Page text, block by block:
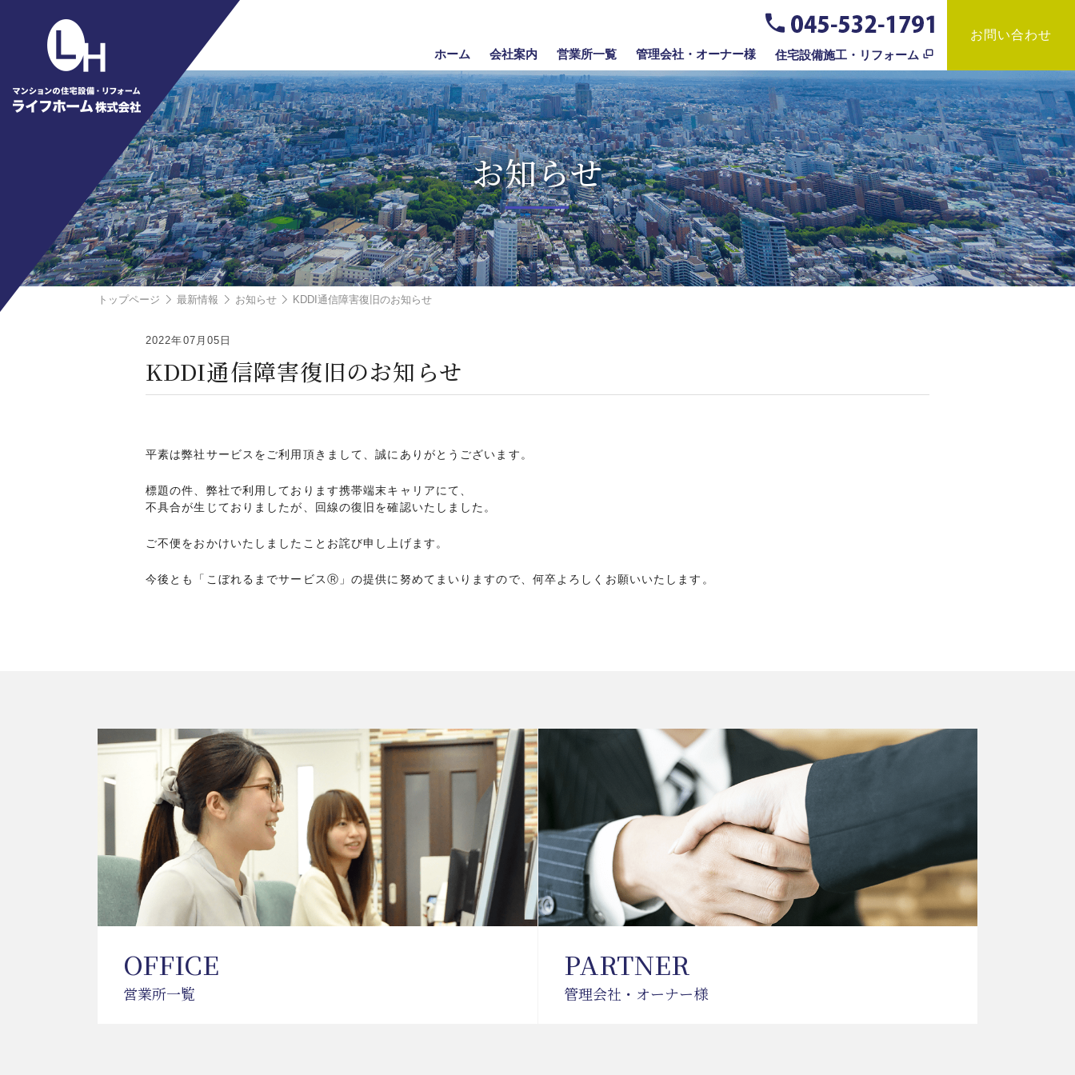
ホーム 会社案内 営業所一覧 管理会社・オーナー様 住宅設備施工・リフォーム
お問い合わせ
お知らせ
トップページ 最新情報 お知らせ KDDI通信障害復旧のお知らせ
2022年07月05日
KDDI通信障害復旧のお知らせ
平素は弊社サービスをご利用頂きまして、誠にありがとうございます。
標題の件、弊社で利用しております携帯端末キャリアにて、
不具合が生じておりましたが、回線の復旧を確認いたしました。
ご不便をおかけいたしましたことお詫び申し上げます。
今後とも「こぼれるまでサービスⓇ」の提供に努めてまいりますので、何卒よろしくお願いいたします。
OFFICE
営業所一覧
PARTNER
管理会社・オーナー様